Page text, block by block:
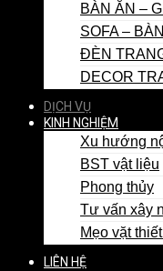
BÀN ĂN –
SOFA –
ĐÈN
DECOR
DỊCH VỤ
KINH NGHIỆM
Xu hướng
BST vật liệu
Phong thủy
Tư vấn xây
Mẹo vặt
LIÊN HỆ